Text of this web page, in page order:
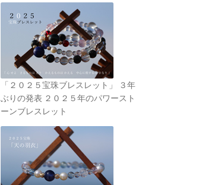
「２０２５宝珠ブレスレット」 ３年
ぶりの発表 ２０２５年のパワースト
ーンブレスレット